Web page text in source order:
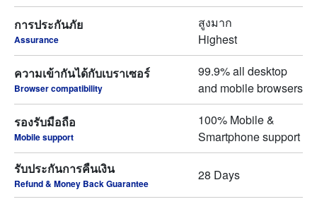
การประกันภัย
Assurance
สูงมาก
Highest
ความเข้ากันได้กับเบราเซอร์
Browser compatibility
99.9% all desktop
and mobile browsers
รองรับมือถือ
Mobile support
100% Mobile &
Smartphone support
รับประกันการคืนเงิน
Refund & Money Back Guarantee
28 Days